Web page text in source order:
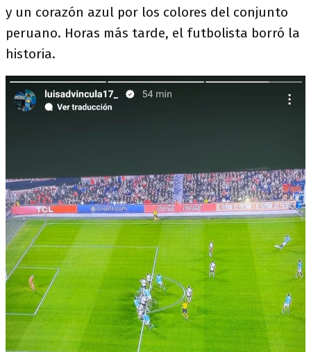
y un corazón azul por los colores del conjunto
peruano. Horas más tarde, el futbolista borró la
historia.